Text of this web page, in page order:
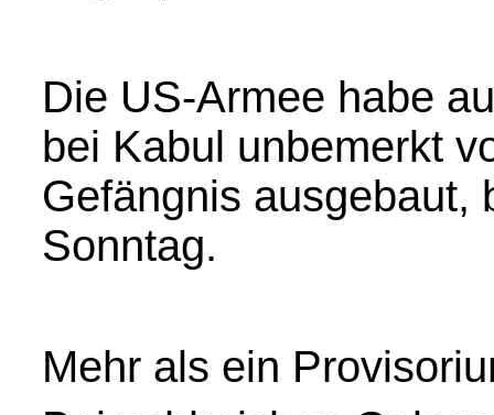
Die US-Armee habe
bei Kabul unbemerkt
Gefängnis ausgebaut,
Sonntag.
Mehr als ein